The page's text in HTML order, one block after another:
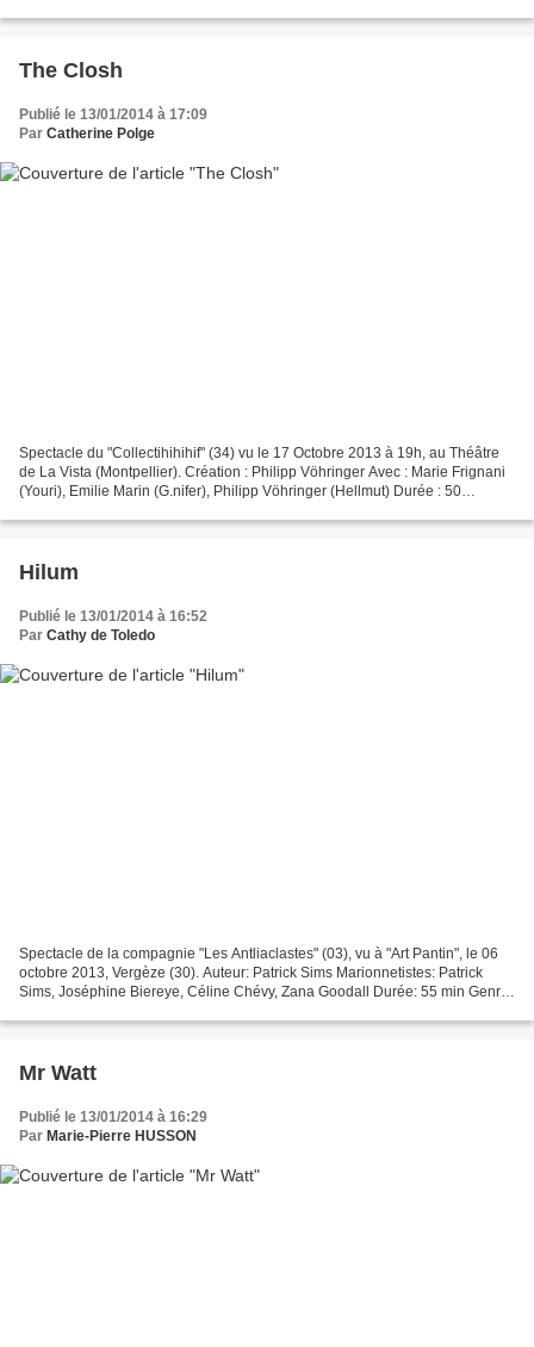
The Closh
Publié le 13/01/2014 à 17:09
Par Catherine Polge
Spectacle du "Collectihihihif" (34) vu le 17 Octobre 2013 à 19h, au Théâtre
de La Vista (Montpellier). Création : Philipp Vöhringer Avec : Marie Frignani
(Youri), Emilie Marin (G.nifer), Philipp Vöhringer (Hellmut) Durée : 50
Hilum
Publié le 13/01/2014 à 16:52
Par Cathy de Toledo
Spectacle de la compagnie "Les Antliaclastes" (03), vu à "Art Pantin", le 06
octobre 2013, Vergèze (30). Auteur: Patrick Sims Marionnetistes: Patrick
Sims, Joséphine Biereye, Céline Chévy, Zana Goodall Durée: 55 min Genre:
Mr Watt
Publié le 13/01/2014 à 16:29
Par Marie-Pierre HUSSON